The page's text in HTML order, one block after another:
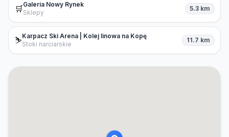
🛒Galeria Nowy Rynek
Sklepy
5.3 km
⛷️Karpacz Ski Arena | Kolej linowa na Kopę
Stoki narciarskie
11.7 km